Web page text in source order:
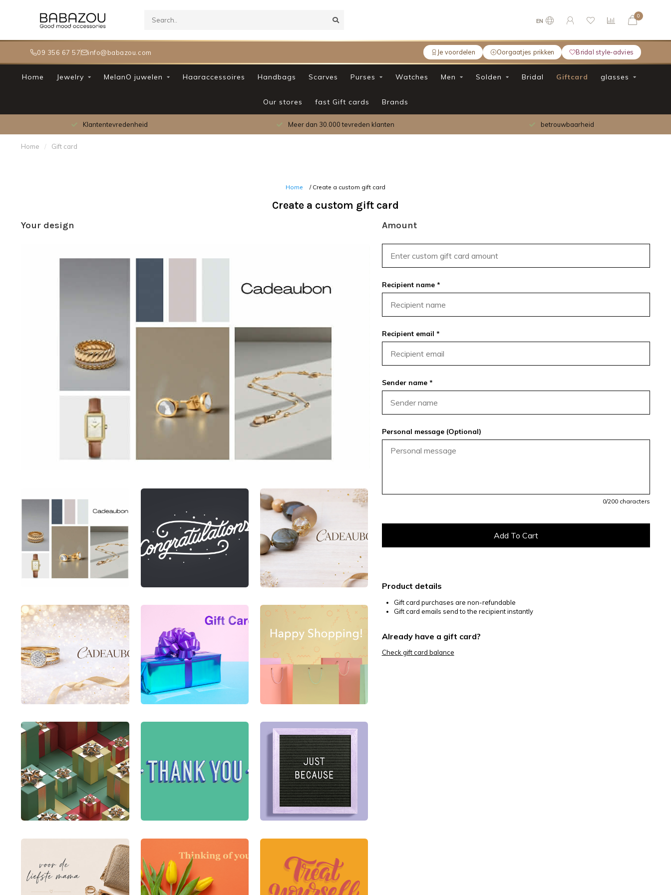
09 356 67 57 info@babazou.com Je voordelen Oorgaatjes prikken Bridal style-advies
EN
0
Home Jewelry MelanO juwelen Haaraccessoires Handbags Scarves Purses Watches Men Solden Bridal Giftcard glasses
Our stores fast Gift cards Brands
Klantentevredenheid Meer dan 30.000 tevreden klanten betrouwbaarheid
Home / Gift card
Home / Create a custom gift card
Create a custom gift card
Your design Amount
Recipient name *
Recipient email *
Sender name *
Personal message (Optional)
0/200 characters
Product details
Gift card purchases are non-refundable
Gift card emails send to the recipient instantly
Already have a gift card?
Check gift card balance